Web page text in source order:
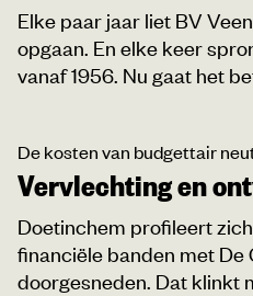
Elke paar jaar liet BV
opgaan. En elke keer
vanaf 1956. Nu gaat het
De kosten van budgettair
Vervlechting en
Doetinchem profileert
financiële banden met
doorgesneden. Dat klinkt